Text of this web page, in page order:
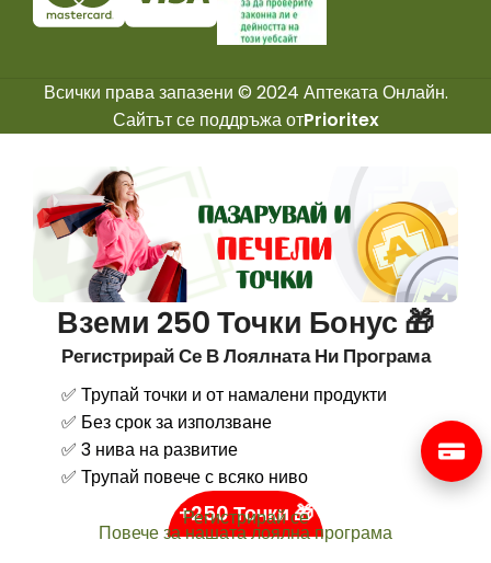
Всички права запазени © 2024 Аптеката Онлайн.
Сайтът се поддръжа отPrioritex
Вземи 250 Точки Бонус 🎁
Регистрирай Се В Лоялната Ни Програма
✅ Трупай точки и от намалени продукти
✅ Без срок за използване
✅ 3 нива на развитие
✅ Трупай повече с всяко ниво
+250 Точки 🎁
Регистрирай се
Повече за нашата лоялна програма